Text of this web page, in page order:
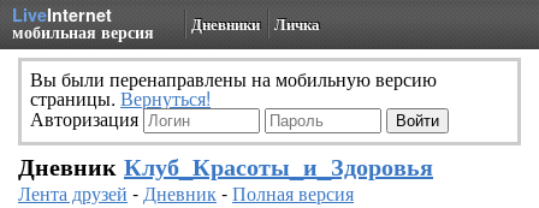
LiveInternet
мобильная версия Дневники Личка
Вы были перенаправлены на мобильную версию
страницы. Вернуться!
Авторизация
Дневник Клуб_Красоты_и_Здоровья
Лента друзей -Дневник-Полная версия